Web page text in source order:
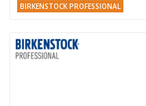
BIRKENSTOCK PROFESSIONAL